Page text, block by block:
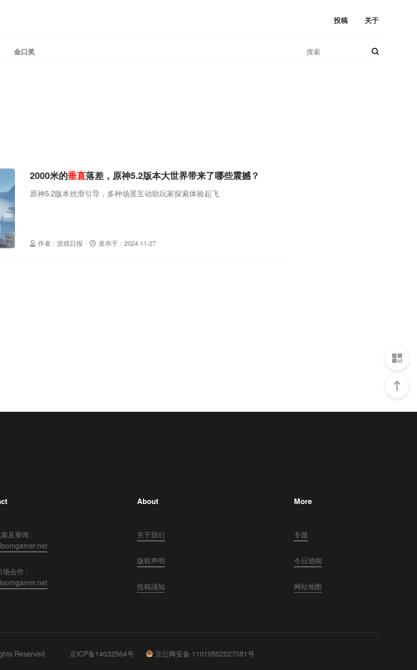
投稿 关于
金口奖
作者 : 游戏日报 · 发布于 : 2024-11-27
2000米的垂直落差，原神5.2版本大世界带来了哪些震撼？
原神5.2版本丝滑引导，多种场景互动助玩家探索体验起飞
及垂询 :
场合作 :
About
关于我们
版权声明
投稿须知
More
专题
今日游闻
网站地图
Reserved 京ICP备14032564号 京公网安备 11010502027081号